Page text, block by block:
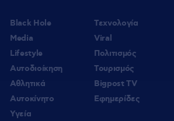
Black Hole
Media
Lifestyle
Αυτοδιοίκηση
Αθλητικά
Αυτοκίνητο
Υγεία
Τεχνολογία
Viral
Πολιτισμός
Τουρισμός
Bigpost TV
Εφημερίδες